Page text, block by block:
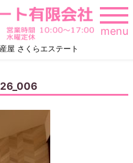
屋 さくらエステート
menu